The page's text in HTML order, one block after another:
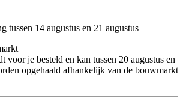
tussen 14 augustus en 21 augustus
voor je besteld en kan tussen 20 augustus en
opgehaald afhankelijk van de bouwmarkt